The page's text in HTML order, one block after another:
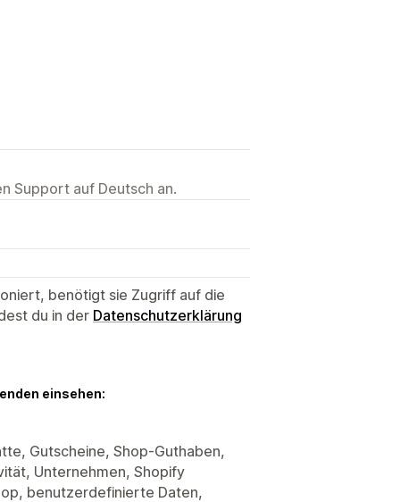
Support auf Deutsch an.
benötigt sie Zugriff auf die
du in der Datenschutzerklärung
einsehen:
Gutscheine, Shop-Guthaben,
Unternehmen, Shopify
benutzerdefinierte Daten,